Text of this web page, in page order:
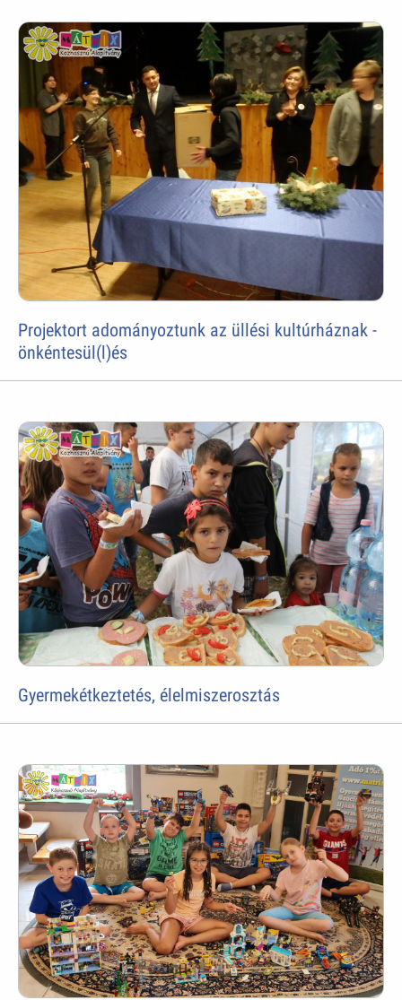
Projektort adományoztunk az üllési kultúrháznak -
önkéntesül(l)és
Gyermekétkeztetés, élelmiszerosztás